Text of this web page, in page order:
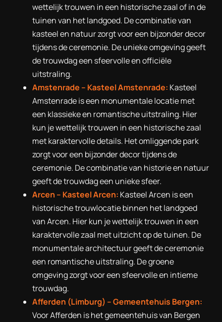
wettelijk trouwen in een historische zaal of in de
tuinen van het landgoed. De combinatie van
kasteel en natuur zorgt voor een bijzonder decor
tijdens de ceremonie. De unieke omgeving geeft
de trouwdag een sfeervolle en officiële
uitstraling.
Amstenrade – Kasteel Amstenrade: Kasteel
Amstenrade is een monumentale locatie met
een klassieke en romantische uitstraling. Hier
kun je wettelijk trouwen in een historische zaal
met karaktervolle details. Het omliggende park
zorgt voor een bijzonder decor tijdens de
ceremonie. De combinatie van historie en natuur
geeft de trouwdag een unieke sfeer.
Arcen – Kasteel Arcen: Kasteel Arcen is een
historische trouwlocatie binnen het landgoed
van Arcen. Hier kun je wettelijk trouwen in een
karaktervolle zaal met uitzicht op de tuinen. De
monumentale architectuur geeft de ceremonie
een romantische uitstraling. De groene
omgeving zorgt voor een sfeervolle en intieme
trouwdag.
Afferden (Limburg) – Gemeentehuis Bergen:
Voor Afferden is het gemeentehuis van Bergen